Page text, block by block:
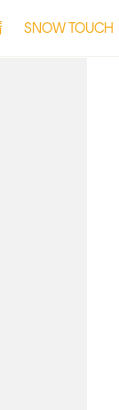
SNOW TOUCH